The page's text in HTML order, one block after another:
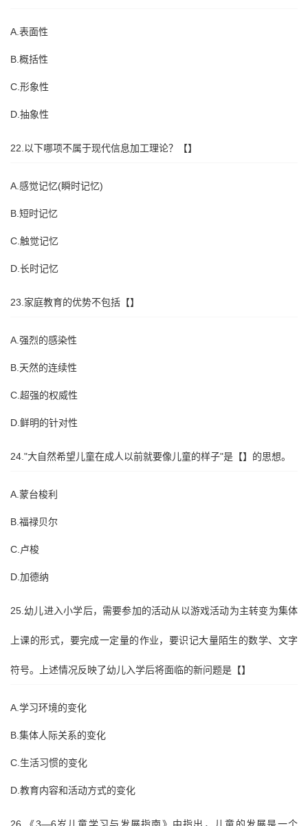
A.表面性
B.概括性
C.形象性
D.抽象性
22.以下哪项不属于现代信息加工理论？【】
A.感觉记忆(瞬时记忆)
B.短时记忆
C.触觉记忆
D.长时记忆
23.家庭教育的优势不包括【】
A.强烈的感染性
B.天然的连续性
C.超强的权威性
D.鲜明的针对性
24."大自然希望儿童在成人以前就要像儿童的样子"是【】的思想。
A.蒙台梭利
B.福禄贝尔
C.卢梭
D.加德纳
25.幼儿进入小学后，需要参加的活动从以游戏活动为主转变为集体
上课的形式，要完成一定量的作业，要识记大量陌生的数学、文字
符号。上述情况反映了幼儿入学后将面临的新问题是【】
A.学习环境的变化
B.集体人际关系的变化
C.生活习惯的变化
D.教育内容和活动方式的变化